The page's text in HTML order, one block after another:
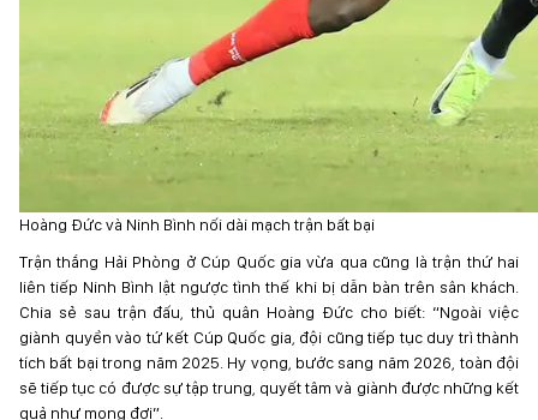
Hoàng Đức và Ninh Bình nối dài mạch trận bất bại
Trận thắng Hải Phòng ở Cúp Quốc gia vừa qua cũng là trận thứ hai
liên tiếp Ninh Bình lật ngược tình thế khi bị dẫn bàn trên sân khách.
Chia sẻ sau trận đấu, thủ quân Hoàng Đức cho biết: “Ngoài việc
giành quyền vào tứ kết Cúp Quốc gia, đội cũng tiếp tục duy trì thành
tích bất bại trong năm 2025. Hy vọng, bước sang năm 2026, toàn đội
sẽ tiếp tục có được sự tập trung, quyết tâm và giành được những kết
quả như mong đợi”.